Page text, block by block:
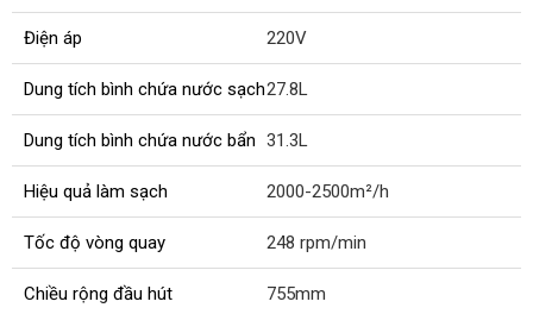
Điện áp 220V
Dung tích bình chứa nước sạch27.8L
Dung tích bình chứa nước bẩn 31.3L
Hiệu quả làm sạch 2000-2500m²/h
Tốc độ vòng quay 248 rpm/min
Chiều rộng đầu hút 755mm